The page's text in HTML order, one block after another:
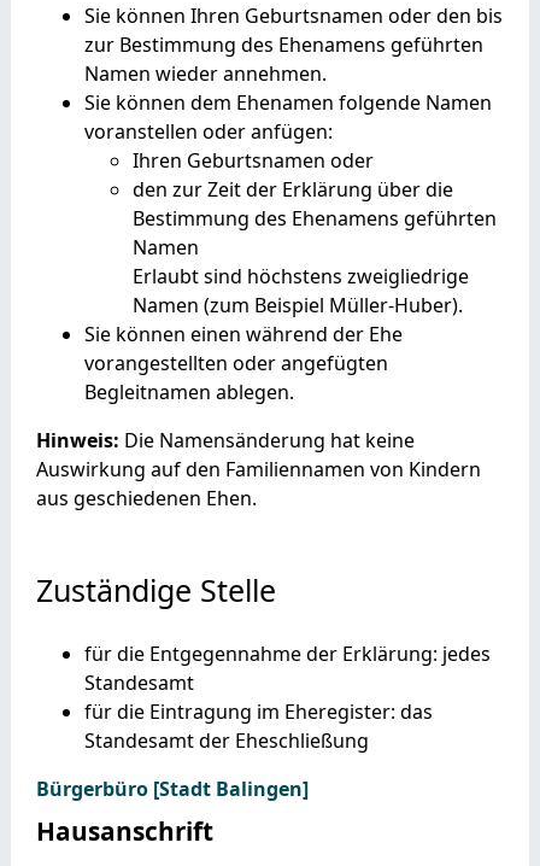
Sie können Ihren Geburtsnamen oder den bis
zur Bestimmung des Ehenamens geführten
Namen wieder annehmen.
Sie können dem Ehenamen folgende Namen
voranstellen oder anfügen:
Ihren Geburtsnamen oder
den zur Zeit der Erklärung über die
Bestimmung des Ehenamens geführten
Namen
Erlaubt sind höchstens zweigliedrige
Namen (zum Beispiel Müller-Huber).
Sie können einen während der Ehe
vorangestellten oder angefügten
Begleitnamen ablegen.
Hinweis: Die Namensänderung hat keine
Auswirkung auf den Familiennamen von Kindern
aus geschiedenen Ehen.
Zuständige Stelle
für die Entgegennahme der Erklärung: jedes
Standesamt
für die Eintragung im Eheregister: das
Standesamt der Eheschließung
Bürgerbüro [Stadt Balingen]
Hausanschrift